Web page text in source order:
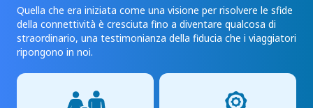
Quella che era iniziata come una visione per risolvere le sfide
della connettività è cresciuta fino a diventare qualcosa di
straordinario, una testimonianza della fiducia che i viaggiatori
ripongono in noi.